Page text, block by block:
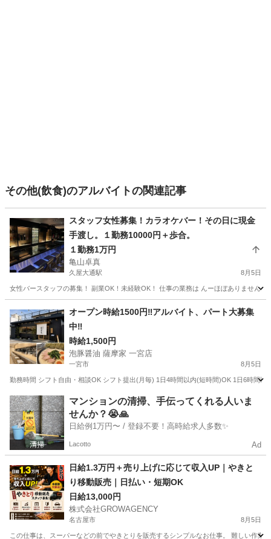
その他(飲食)のアルバイトの関連記事
スタッフ女性募集！カラオケバー！その日に現金
手渡し。１勤務10000円＋歩合。
１勤務1万円
亀山卓真
久屋大通駅 8月5日
女性バースタッフの募集！ 副業OK！未経験OK！ 仕事の業務は んーほぼありません
久屋大通駅 バーテンダー スタッフ
オープン時給1500円‼️アルバイト、パート大募集
中‼️
時給1,500円
泡豚醤油 薩摩家 一宮店
一宮市 8月5日
勤務時間 シフト自由・相談OK シフト提出(月毎) 1日4時間以内(短時間)OK 1日6時間
愛知 一宮市 その他 夏休み
マンションの清掃、手伝ってくれる人いま
せんか？😭🙏
日給例1万円〜 / 登録不要！高時給求人多数✨
Lacotto Ad
日給1.3万円＋売り上げに応じて収入UP｜やきと
り移動販売｜日払い・短期OK
日給13,000円
株式会社GROWAGENCY
名古屋市 8月5日
この仕事は、スーパーなどの前でやきとりを販売するシンプルなお仕事。 難しい作